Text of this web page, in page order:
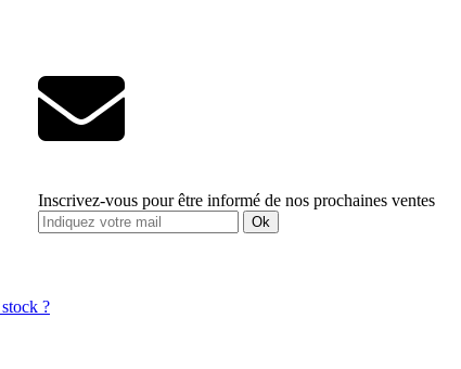
Inscrivez-vous pour être informé de nos prochaines ventes
Ok